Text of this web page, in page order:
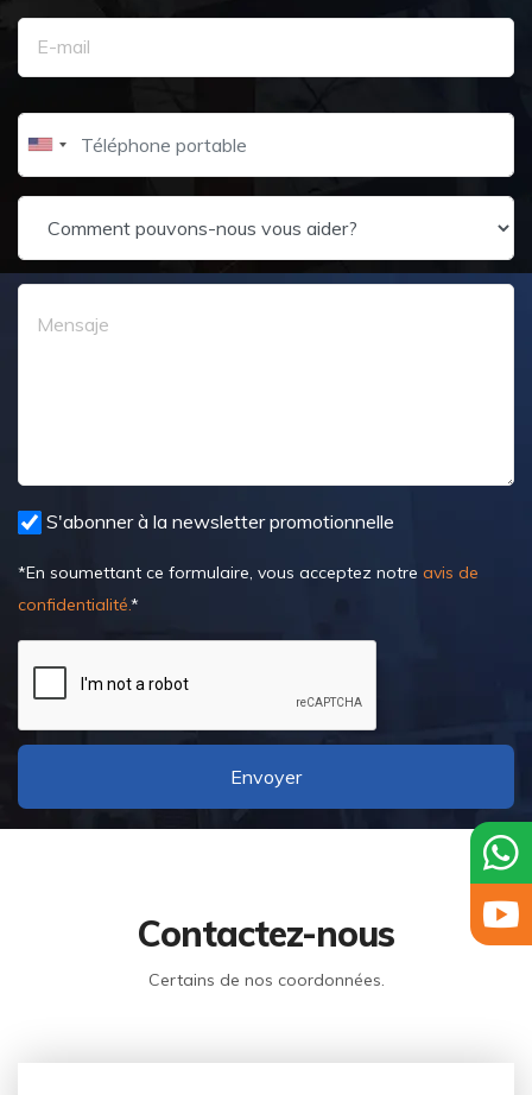
S'abonner à la newsletter promotionnelle
*En soumettant ce formulaire, vous acceptez notre avis de
confidentialité.*
Envoyer
Contactez-nous
Certains de nos coordonnées.